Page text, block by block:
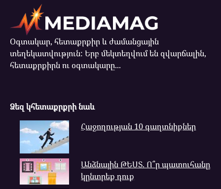
Օգտակար, հետաքրքիր և ժամանցային
տեղեկատվություն: Երբ մեկտեղվում են զվարճալին,
հետաքրքիրն ու օգտակարը...
Ձեզ կհետաքրքրի նաև
Հաջողության 10 գաղտնիքներ
Անձնային ԹԵՍՏ. Ո՞ր պատուհանը
կընտրեք դուք